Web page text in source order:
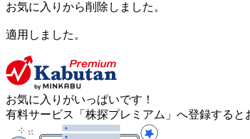
お気に入りから削除しました。
適用しました。
お気に入りがいっぱいです！
有料サービス「株探プレミアム」へ登録する